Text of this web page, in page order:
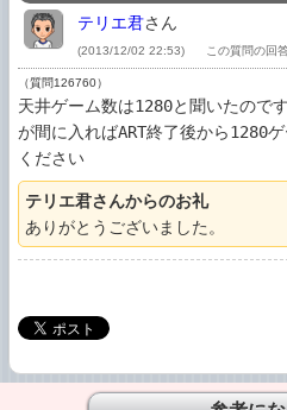
テリエ君さん
(2013/12/02 22:53) この質問の回
（質問126760）
天井ゲーム数は1280と聞いたので
が間に入ればART終了後から1280
ください
テリエ君さんからのお礼
ありがとうございました。